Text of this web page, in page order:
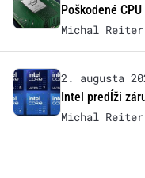
Poškodené
Michal Reiter
2. augusta
Intel predĺži
Michal Reiter